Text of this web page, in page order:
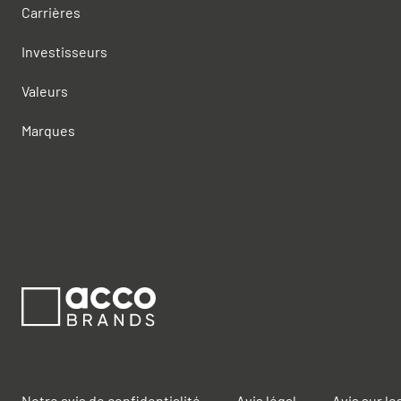
Carrières
Investisseurs
Valeurs
Marques